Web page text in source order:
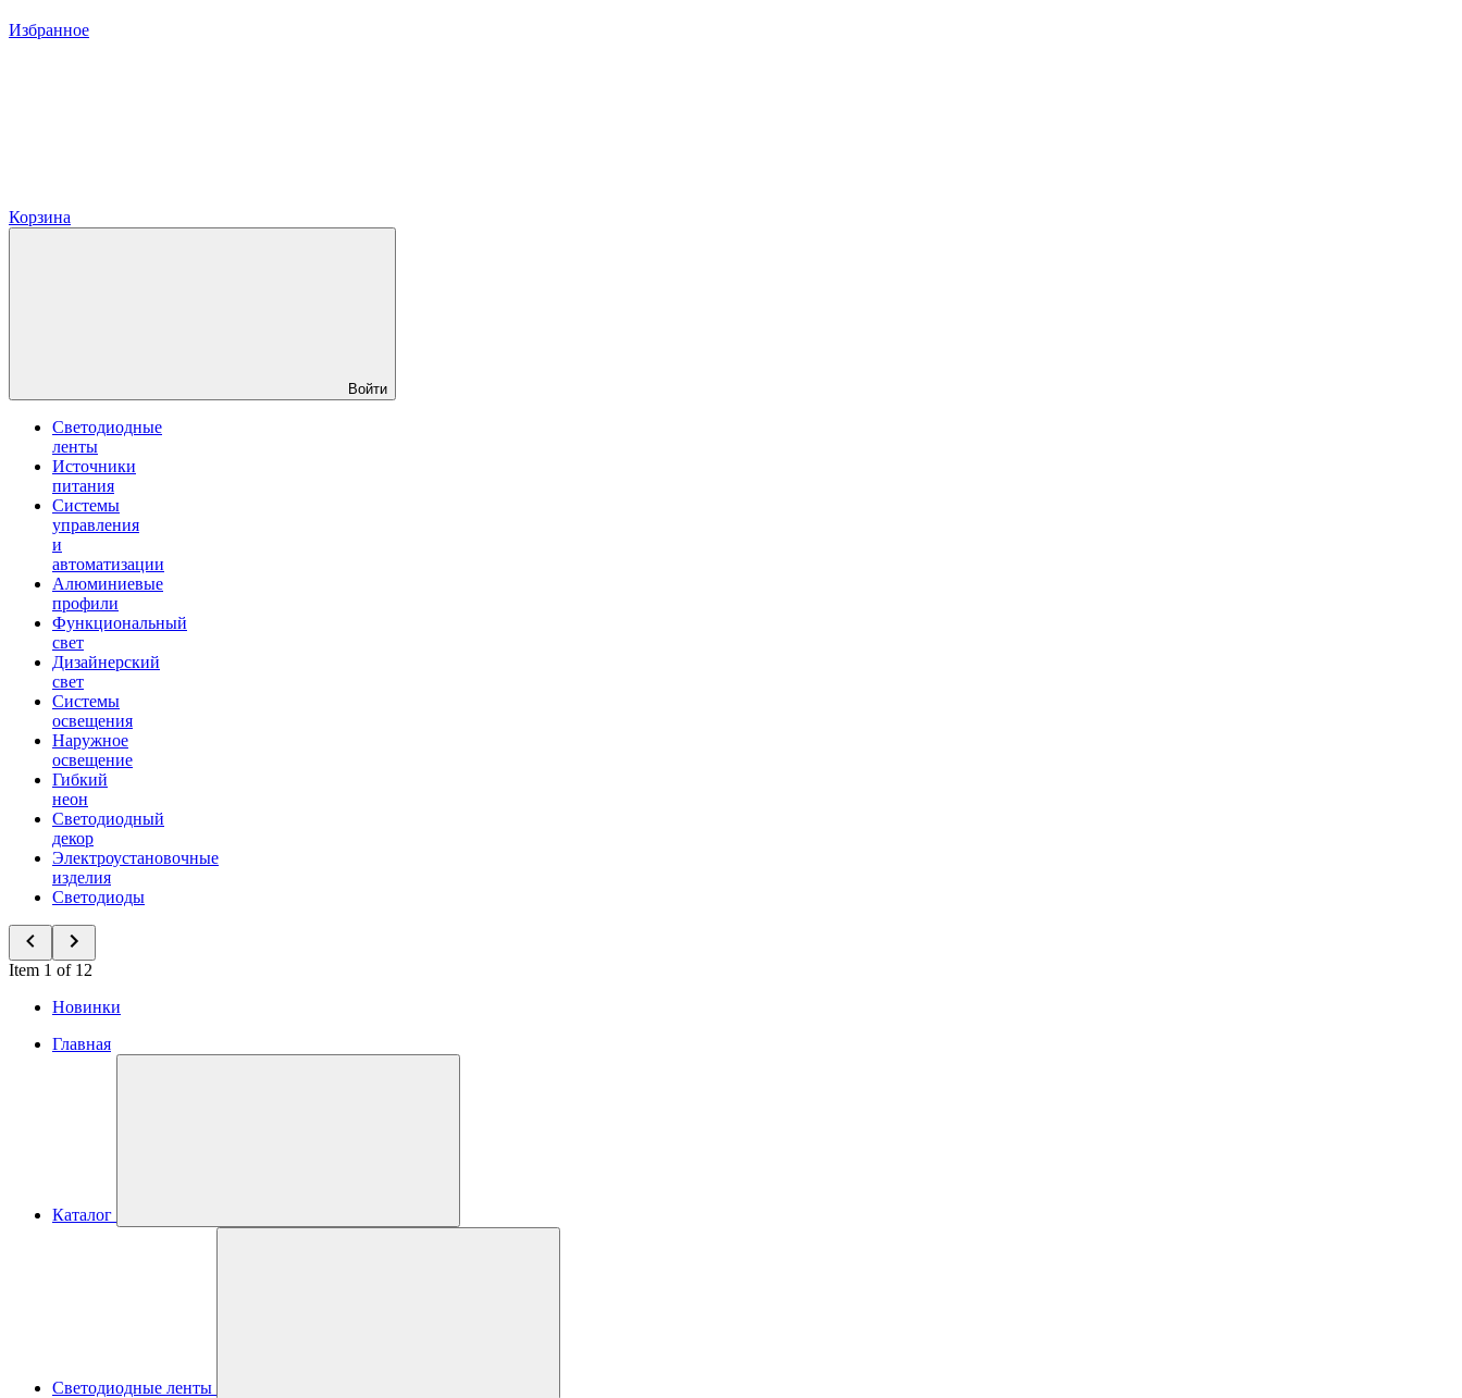
Избранное
Корзина
Войти
Светодиодные
ленты
Источники
питания
Системы
управления
и
автоматизации
Алюминиевые
профили
Функциональный
свет
Дизайнерский
свет
Системы
освещения
Наружное
освещение
Гибкий
неон
Светодиодный
декор
Электроустановочные
изделия
Светодиоды
Item 1 of 12
Новинки
Главная
Каталог
Светодиодные ленты